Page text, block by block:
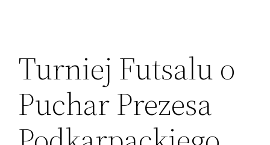
Turniej Futsalu o
Puchar Prezesa